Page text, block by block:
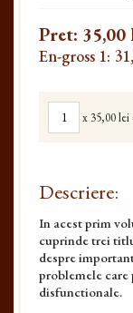
Pret: 35,00
En-gross 1:
x35,00 lei
Descriere:
In acest prim
cuprinde trei
despre
problemele care
disfunctionale.